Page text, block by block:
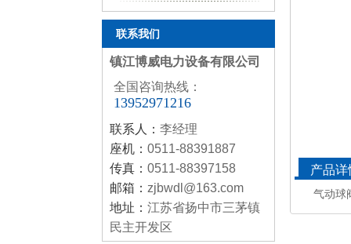
产品详
气动球
联系我们
镇江博威电力设备有限公司
全国咨询热线：
13952971216
联系人： 李经理
座机： 0511-88391887
传真： 0511-88397158
邮箱： zjbwdl@163.com
地址： 江苏省扬中市三茅镇
民主开发区